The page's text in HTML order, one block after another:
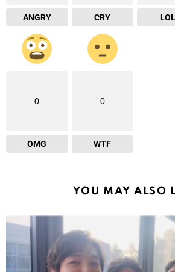
ANGRY CRY LOL
0
OMG
0
WTF
YOU MAY ALSO